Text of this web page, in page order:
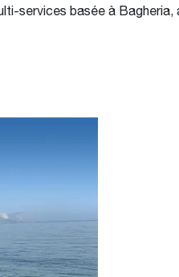
services basée à Bagheria,